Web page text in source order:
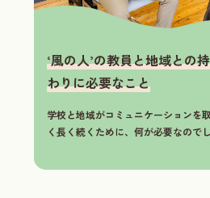
‘風の人’の教員と地域との
わりに必要なこと
学校と地域がコミュニケーションを
く長く続くために、何が必要なので